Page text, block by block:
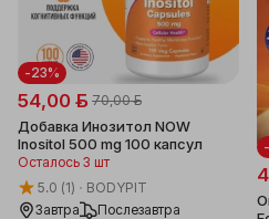
-23%
54,00 ƃ 70,00 ƃ
Добавка Инозитол NOW
Inositol 500 mg 100 капсул
Осталось 3 шт
5.0 (1)
BODYPIT
Завтра
Послезавтра